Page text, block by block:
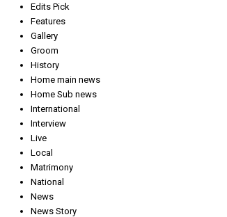
Edits Pick
Features
Gallery
Groom
History
Home main news
Home Sub news
International
Interview
Live
Local
Matrimony
National
News
News Story